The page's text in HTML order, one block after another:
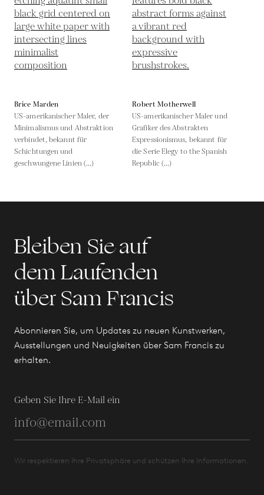
Brice Marden
US-amerikanischer Maler, der
Minimalismus und Abstraktion
verbindet, bekannt für
Schichtungen und
geschwungene Linien (...)
Robert Motherwell
US-amerikanischer Maler und
Grafiker des Abstrakten
Expressionismus, bekannt für
die Serie Elegy to the Spanish
Republic (...)
Bleiben Sie auf
dem Laufenden
über Sam Francis
Abonnieren Sie, um Updates zu neuen Kunstwerken,
Ausstellungen und Neuigkeiten über Sam Francis zu
erhalten.
Geben Sie Ihre E-Mail ein
Wir respektieren Ihre Privatsphäre und schützen Ihre Informationen.